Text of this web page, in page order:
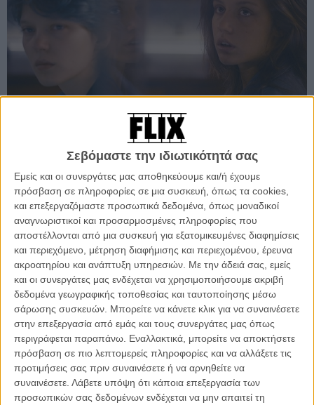
Σεβόμαστε την ιδιωτικότητά σας
Εμείς και οι συνεργάτες μας αποθηκεύουμε και/ή έχουμε
πρόσβαση σε πληροφορίες σε μια συσκευή, όπως τα cookies,
και επεξεργαζόμαστε προσωπικά δεδομένα, όπως μοναδικοί
αναγνωριστικοί και προσαρμοσμένες πληροφορίες που
αποστέλλονται από μια συσκευή για εξατομικευμένες διαφημίσεις
και περιεχόμενο, μέτρηση διαφήμισης και περιεχομένου, έρευνα
ακροατηρίου και ανάπτυξη υπηρεσιών. Με την άδειά σας, εμείς
και οι συνεργάτες μας ενδέχεται να χρησιμοποιήσουμε ακριβή
δεδομένα γεωγραφικής τοποθεσίας και ταυτοποίησης μέσω
σάρωσης συσκευών. Μπορείτε να κάνετε κλικ για να συναινέσετε
στην επεξεργασία από εμάς και τους συνεργάτες μας όπως
περιγράφεται παραπάνω. Εναλλακτικά, μπορείτε να αποκτήσετε
πρόσβαση σε πιο λεπτομερείς πληροφορίες και να αλλάξετε τις
προτιμήσεις σας πριν συναινέσετε ή να αρνηθείτε να
συναινέσετε. Λάβετε υπόψη ότι κάποια επεξεργασία των
προσωπικών σας δεδομένων ενδέχεται να μην απαιτεί τη
Μάιος 2013: Φεστιβάλ Καννών / Πρώτη προβολή της ταινίας
Λίγα μόνο λεπτά μετά την παγκόσμια πρεμιέρα της «Ζωής της
Αντέλ» στο 66ο Φεστιβάλ Καννών, οι δημοσιογράφοι αναφωνούν
πως αυτή είναι μια από τις καλύτερες ταινίες της χρονιάς, φαβορί για
το Χρυσό Φοίνικα, ένας προσωπικός τριώρος θρίαμβος του
Αμπντελατίφ Κεσίς και των δύο πρωταγωνιστριών του (Αντέλ
Εξαρχόπουλος, Λέα Σεϊντού) και στο κέντρο του μια λεσβιακή
ερωτική σκηνή 20 λεπτών γίνεται το σημείο συζήτησης όλου του
(Διαβάστε εδώ τι έγραψε το Flix βγαίνοντας από την